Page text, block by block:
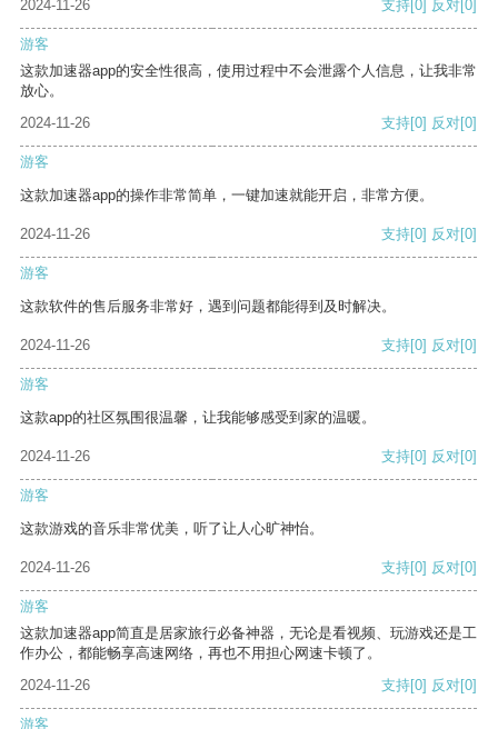
2024-11-26 支持 [0] 反对 [0]
游客
这款加速器app的安全性很高，使用过程中不会泄露个人信息，让我非常
放心。
2024-11-26
支持[0] 反对[0]
游客
这款加速器app的操作非常简单，一键加速就能开启，非常方便。
2024-11-26 支持[0] 反对[0]
游客
这款软件的售后服务非常好，遇到问题都能得到及时解决。
2024-11-26 支持[0] 反对[0]
游客
这款app的社区氛围很温馨，让我能够感受到家的温暖。
2024-11-26 支持[0] 反对[0]
游客
这款游戏的音乐非常优美，听了让人心旷神怡。
2024-11-26 支持[0] 反对[0]
游客
这款加速器app简直是居家旅行必备神器，无论是看视频、玩游戏还是工
作办公，都能畅享高速网络，再也不用担心网速卡顿了。
2024-11-26
支持[0] 反对[0]
游客